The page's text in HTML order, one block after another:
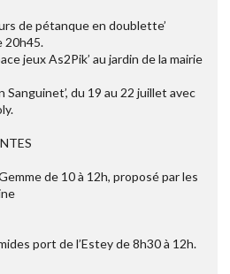
de pétanque en doublette’
20h45.
jeux As2Pik’ au jardin de la mairie
Sanguinet’, du 19 au 22 juillet avec
de 10 à 12h, proposé par les
port de l’Estey de 8h30 à 12h.